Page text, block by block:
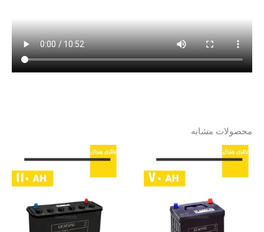
محصولات مشابه